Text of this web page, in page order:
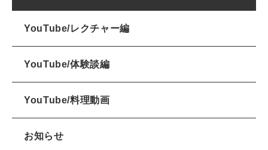
YouTube/レクチャー編
YouTube/体験談編
YouTube/料理動画
お知らせ